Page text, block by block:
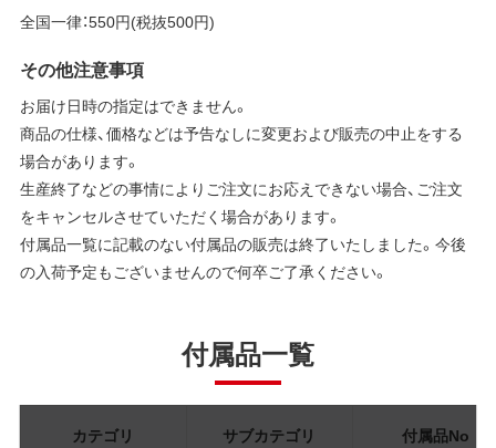
全国一律：550円(税抜500円)
その他注意事項
お届け日時の指定はできません。
商品の仕様、価格などは予告なしに変更および販売の中止をする
場合があります。
生産終了などの事情によりご注文にお応えできない場合、ご注文
をキャンセルさせていただく場合があります。
付属品一覧に記載のない付属品の販売は終了いたしました。今後
の入荷予定もございませんので何卒ご了承ください。
付属品一覧
カテゴリ サブカテゴリ 付属品No